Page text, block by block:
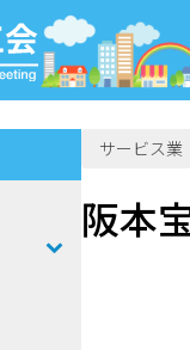
サービス業
阪本